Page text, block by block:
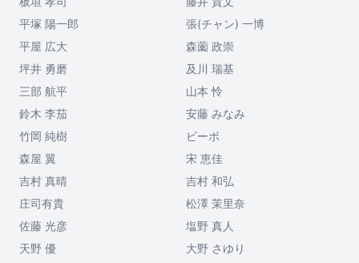
平塚 陽一郎
張(チャン) 一博
平屋 広大
森薗 政崇
坪井 勇磨
及川 瑞基
三部 航平
山本 怜
鈴木 李茄
安藤 みなみ
竹岡 純樹
ビーボ
森屋 翼
宋 恵佳
吉村 真晴
吉村 和弘
庄司有貴
松澤 茉里奈
佐藤 光彦
塩野 真人
天野 優
大野 さゆり